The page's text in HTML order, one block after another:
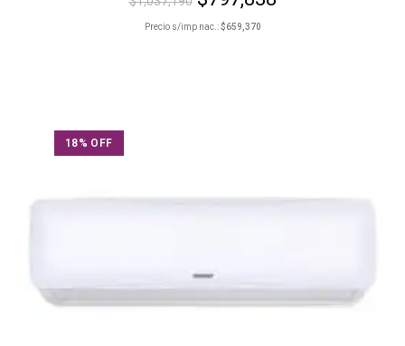
Precio s/imp nac.:$659,370
18% OFF